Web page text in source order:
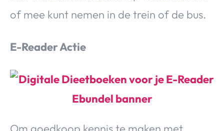
of mee kunt nemen in de trein of de bus.
E-Reader Actie